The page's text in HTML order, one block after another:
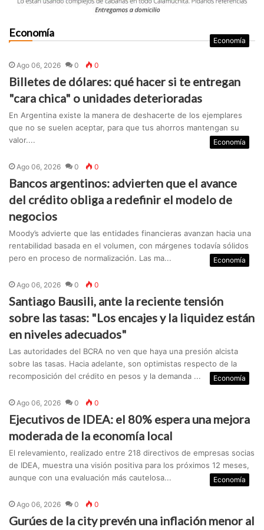
Economía
Economía
Ago 06, 2026 0 0
Billetes de dólares: qué hacer si te entregan
"cara chica" o unidades deterioradas
En Argentina existe la manera de deshacerte de los ejemplares
que no se suelen aceptar, para que tus ahorros mantengan su
valor....
Economía
Ago 06, 2026 0 0
Bancos argentinos: advierten que el avance
del crédito obliga a redefinir el modelo de
negocios
Moody’s advierte que las entidades financieras avanzan hacia una
rentabilidad basada en el volumen, con márgenes todavía sólidos
pero en proceso de normalización. Las ma...
Economía
Ago 06, 2026 0 0
Santiago Bausili, ante la reciente tensión
sobre las tasas: "Los encajes y la liquidez están
en niveles adecuados"
Las autoridades del BCRA no ven que haya una presión alcista
sobre las tasas. Hacia adelante, son optimistas respecto de la
recomposición del crédito en pesos y la demanda ...
Economía
Ago 06, 2026 0 0
Ejecutivos de IDEA: el 80% espera una mejora
moderada de la economía local
El relevamiento, realizado entre 218 directivos de empresas socias
de IDEA, muestra una visión positiva para los próximos 12 meses,
aunque con una evaluación más cautelosa...
Economía
Ago 06, 2026 0 0
Gurúes de la city prevén una inflación menor al